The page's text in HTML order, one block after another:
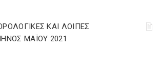
ΚΑΙ ΛΟΙΠΕΣ
ΜΑΪΟΥ 2021